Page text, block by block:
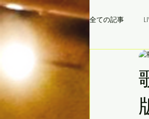
全ての記事
成田音楽学